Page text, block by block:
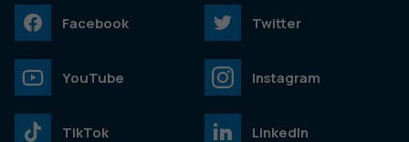
Facebook Twitter
YouTube Instagram
TikTok LinkedIn